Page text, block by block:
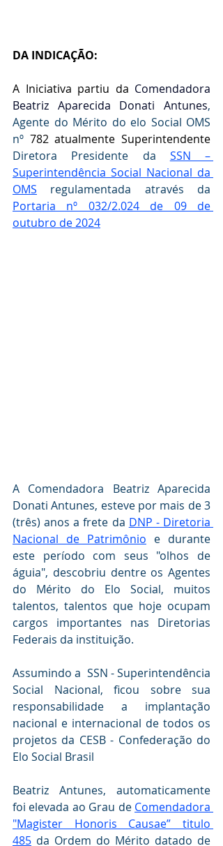
DA INDICAÇÃO:
A Iniciativa partiu da Comendadora
Beatriz Aparecida Donati Antunes,
Agente do Mérito do elo Social OMS
nº
Diretora Presidente da SSN –
Superintendência Social Nacional da
OMS
Portaria nº 032/2.024 de 09 de
outubro de 2024
A Comendadora Beatriz Aparecida
Donati Antunes, esteve por mais de 3
(três) anos a frete da DNP - Diretoria
Nacional de Patrimônio e durante
este período com seus "olhos de
águia", descobriu dentre os Agentes
do Mérito do Elo Social, muitos
talentos, talentos que hoje ocupam
cargos importantes nas Diretorias
Federais da instituição.
Assumindo a  SSN - Superintendência
Social Nacional, ficou sobre sua
responsabilidade a implantação
nacional e internacional de todos os
projetos da CESB - Confederação do
Elo Social Brasil
Beatriz Antunes, automaticamente
foi elevada ao Grau de Comendadora
"Magister Honoris Causae” titulo
485 da Ordem do Mérito datado de